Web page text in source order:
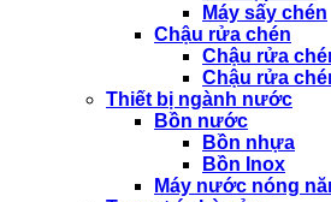
Máy sấy chén
Chậu rửa chén
Chậu rửa
Chậu rửa
Thiết bị ngành nước
Bồn nước
Bồn nhựa
Bồn Inox
Máy nước nóng